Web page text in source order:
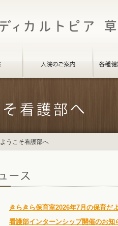
ようこそ看護部へ
きらきら保育室2026年7月の保育だ
看護部インターンシップ開催のお知